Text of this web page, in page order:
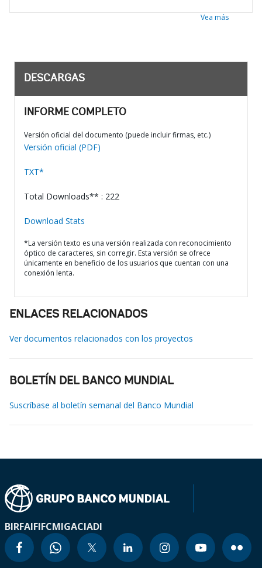
Vea más
DESCARGAS
INFORME COMPLETO
Versión oficial del documento (puede incluir firmas, etc.)
Versión oficial (PDF)
TXT*
Total Downloads** : 222
Download Stats
*La versión texto es una versión realizada con reconocimiento
óptico de caracteres, sin corregir. Esta versión se ofrece
únicamente en beneficio de los usuarios que cuentan con una
conexión lenta.
ENLACES RELACIONADOS
Ver documentos relacionados con los proyectos
BOLETÍN DEL BANCO MUNDIAL
Suscríbase al boletín semanal del Banco Mundial
BIRFAIFIFCMIGACIADI